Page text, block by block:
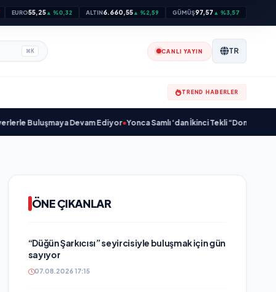
EURO55,25▲ %0,32 ALTIN6.660,55▲ %2,59 GÜMÜŞ97,57 ▲ %3,57
⌘K CANLI YAYIN TR
TREND HABERLER
Devam Ediyor•Yonca Samlı ‘dan İkinci Tekli “Donacaksın Sevgilim
ÖNE ÇIKANLAR
“Düğün Şarkıcısı” seyircisiyle buluşmak için gün
sayıyor
07.08.2026 17:15